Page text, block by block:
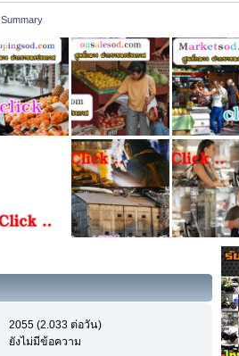
Summary
2055 (2.033 ต่อวัน)
ยังไม่มีข้อความ